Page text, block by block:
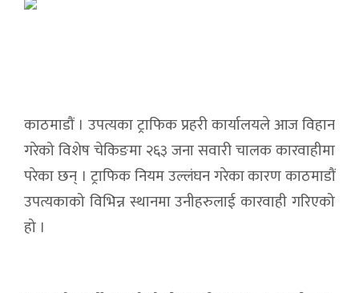
काठमाडौं । उपत्यका ट्राफिक प्रहरी कार्यालयले आज विहान
गरेको विशेष चेकिङमा २६३ जना सवारी चालक कारवाहीमा
परेका छन् । ट्राफिक नियम उल्लंघन गरेका कारण काठमाडौं
उपत्यकाको विभिन्न स्थानमा उनीहरुलाई कारवाही गरिएको
हो ।